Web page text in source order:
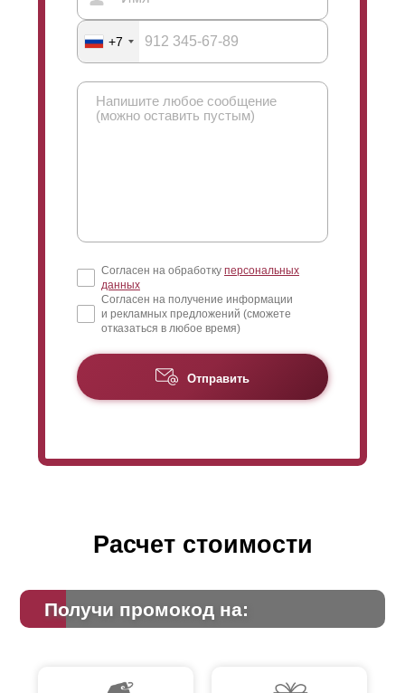
+7
Согласен на обработку персональных
данных
Согласен на получение информации
и рекламных предложений (сможете
отказаться в любое время)
Отправить
Расчет стоимости
Получи промокод на: